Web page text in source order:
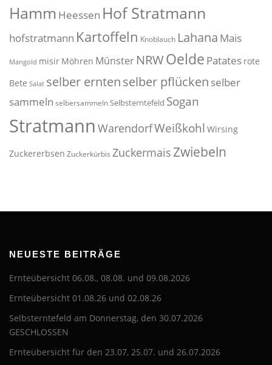
Hamm Heessen Hof Stratmann
hofstratmann Kartoffeln Knoblauch Lahana Mais
Mangold misir Möhren Münster NRWOelde Patates rote
Bete Salat selber erntenselber pflücken selber
sammeln selbersammelnSelbsterntefeld Sogan
Stratmann WarendorfWeißkohl Wirsing
Zuckererbsen Zuckerkürbis Zuckermais Zwiebeln
NEUESTE BEITRÄGE
Ernteübersicht 06.08., 08.08. und 09.08.2026
Ernteübersicht 01.08.26 und 02.08.26
Selbsterntefeld am Donnerstag, den 30.07.2026
GESCHLOSSEN
Ernteübersicht für den 23.07, 25.07. und 26.07.2026